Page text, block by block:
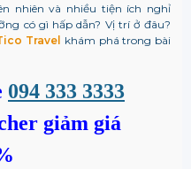
nhiên và nhiều tiện ích nghỉ
có gì hấp dẫn? Vị trí ở đâu?
Travel khám phá trong bài
094 333 3333
giảm giá